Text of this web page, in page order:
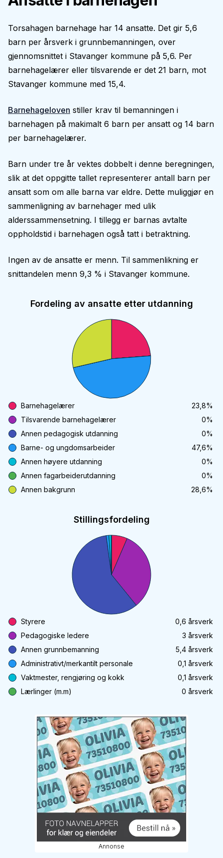
Torsahagen barnehage har 14 ansatte. Det gir 5,6
barn per årsverk i grunnbemanningen, over
gjennomsnittet i Stavanger kommune på 5,6. Per
barnehagelærer eller tilsvarende er det 21 barn, mot
Stavanger kommune med 15,4.
Barnehageloven stiller krav til bemanningen i
barnehagen på makimalt 6 barn per ansatt og 14 barn
per barnehagelærer.
Barn under tre år vektes dobbelt i denne beregningen,
slik at det oppgitte tallet representerer antall barn per
ansatt som om alle barna var eldre. Dette muliggjør en
sammenligning av barnehager med ulik
alderssammensetning. I tillegg er barnas avtalte
oppholdstid i barnehagen også tatt i betraktning.
Ingen av de ansatte er menn. Til sammenlikning er
snittandelen menn 9,3 % i Stavanger kommune.
Fordeling av ansatte etter utdanning
Barnehagelærer 23,8%
Tilsvarende barnehagelærer
0%
Annen pedagogisk utdanning
0%
Barne- og ungdomsarbeider
47,6%
Annen høyere utdanning
0%
Annen fagarbeiderutdanning
0%
Annen bakgrunn
28,6%
Stillingsfordeling
Styrere 0,6 årsverk
Pedagogiske ledere
3 årsverk
Annen grunnbemanning
5,4 årsverk
Administrativt/merkantilt personale
0,1 årsverk
Vaktmester, rengjøring og kokk
0,1 årsverk
Lærlinger (m.m)
0 årsverk
Annonse